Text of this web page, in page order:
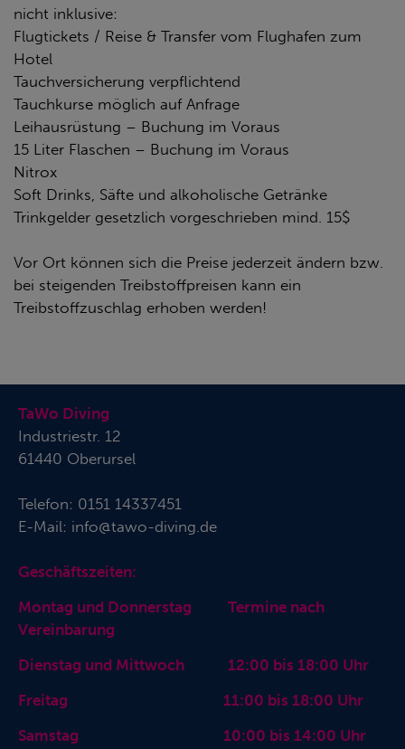
nicht inklusive:
Flugtickets / Reise & Transfer vom Flughafen zum
Hotel
Tauchversicherung verpflichtend
Tauchkurse möglich auf Anfrage
Leihausrüstung – Buchung im Voraus
15 Liter Flaschen – Buchung im Voraus
Nitrox
Soft Drinks, Säfte und alkoholische Getränke
Trinkgelder gesetzlich vorgeschrieben mind. 15$
Vor Ort können sich die Preise jederzeit ändern bzw.
bei steigenden Treibstoffpreisen kann ein
Treibstoffzuschlag erhoben werden!
TaWo Diving
Industriestr. 12
61440 Oberursel
Telefon: 0151 14337451
E-Mail: info@tawo-diving.de
Geschäftszeiten:
Montag und Donnerstag Termine nach
Vereinbarung
Dienstag und Mittwoch 12:00 bis 18:00 Uhr
Freitag 11:00 bis 18:00 Uhr
Samstag 10:00 bis 14:00 Uhr